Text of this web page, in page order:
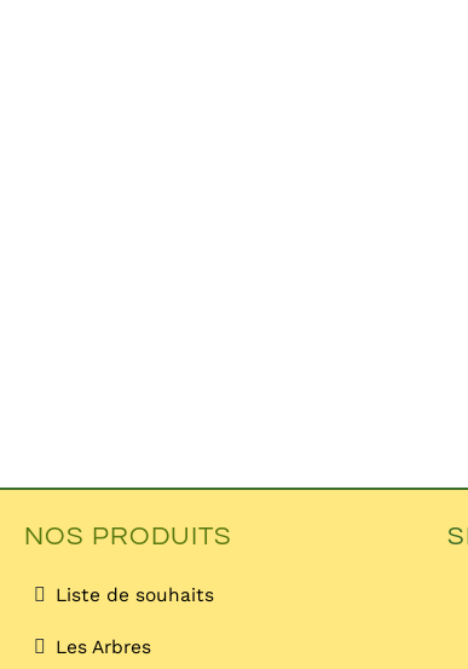
NOS PRODUITS
Liste de souhaits
Les Arbres